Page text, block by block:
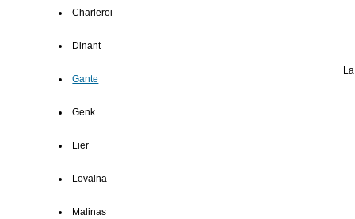
Charleroi
Dinant
Gante
Genk
Lier
Lovaina
Malinas